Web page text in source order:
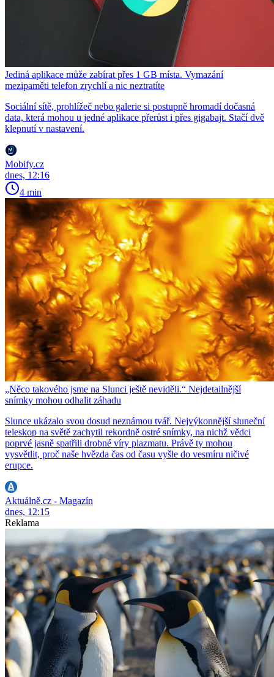
Jediná aplikace může zabírat přes 1 GB místa. Vymazání
mezipaměti telefon zrychlí a nic neztratíte
Sociální sítě, prohlížeč nebo galerie si postupně hromadí dočasná
data, která mohou u jedné aplikace přerůst i přes gigabajt. Stačí dvě
klepnutí v nastavení.
Mobify.cz
dnes, 12:16
4 min
„Něco takového jsme na Slunci ještě neviděli.“ Nejdetailnější
snímky mohou odhalit záhadu
Slunce ukázalo svou dosud neznámou tvář. Nejvýkonnější sluneční
teleskop na světě zachytil rekordně ostré snímky, na nichž vědci
poprvé jasně spatřili drobné víry plazmatu. Právě ty mohou
vysvětlit, proč naše hvězda čas od času vyšle do vesmíru ničivé
erupce.
Aktuálně.cz - Magazín
dnes, 12:15
Reklama